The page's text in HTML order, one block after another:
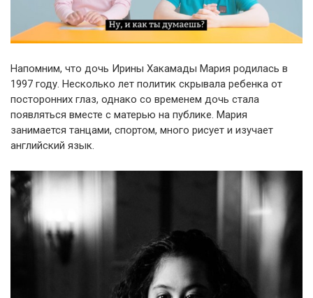
Напомним, что дочь Ирины Хакамады Мария родилась в
1997 году. Несколько лет политик скрывала ребенка от
посторонних глаз, однако со временем дочь стала
появляться вместе с матерью на публике. Мария
занимается танцами, спортом, много рисует и изучает
английский язык.